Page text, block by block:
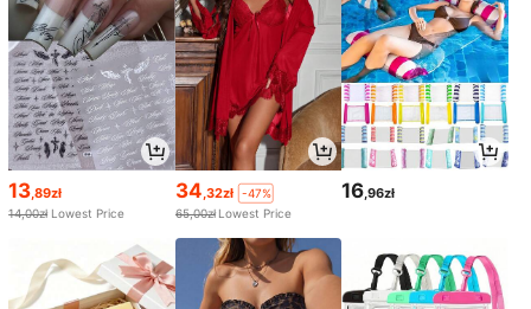
13 ,89zł
14,00zł Lowest Price
34 ,32zł
-47%
65,00zł Lowest Price
16 ,96zł